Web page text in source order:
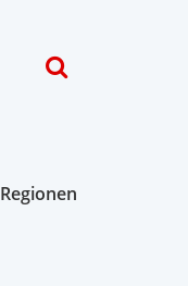
Regionen